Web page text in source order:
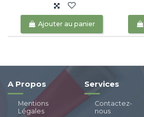
Ajouter au panier
A Propos
Mentions
Légales
Services
Contactez-
nous